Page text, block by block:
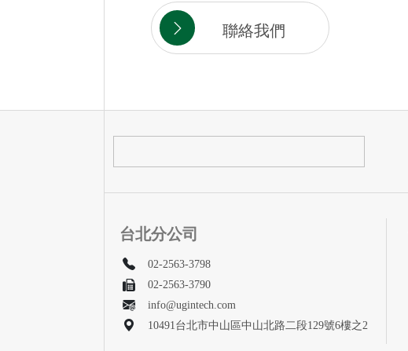
聯絡我們
台北分公司
02-2563-3798
02-2563-3790
info@ugintech.com
10491台北市中山區中山北路二段129號6樓之2